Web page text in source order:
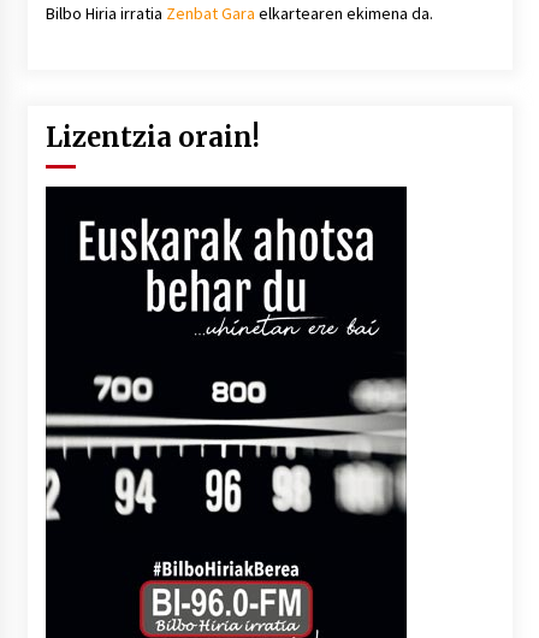
Bilbo Hiria irratia Zenbat Gara elkartearen ekimena da.
Lizentzia orain!